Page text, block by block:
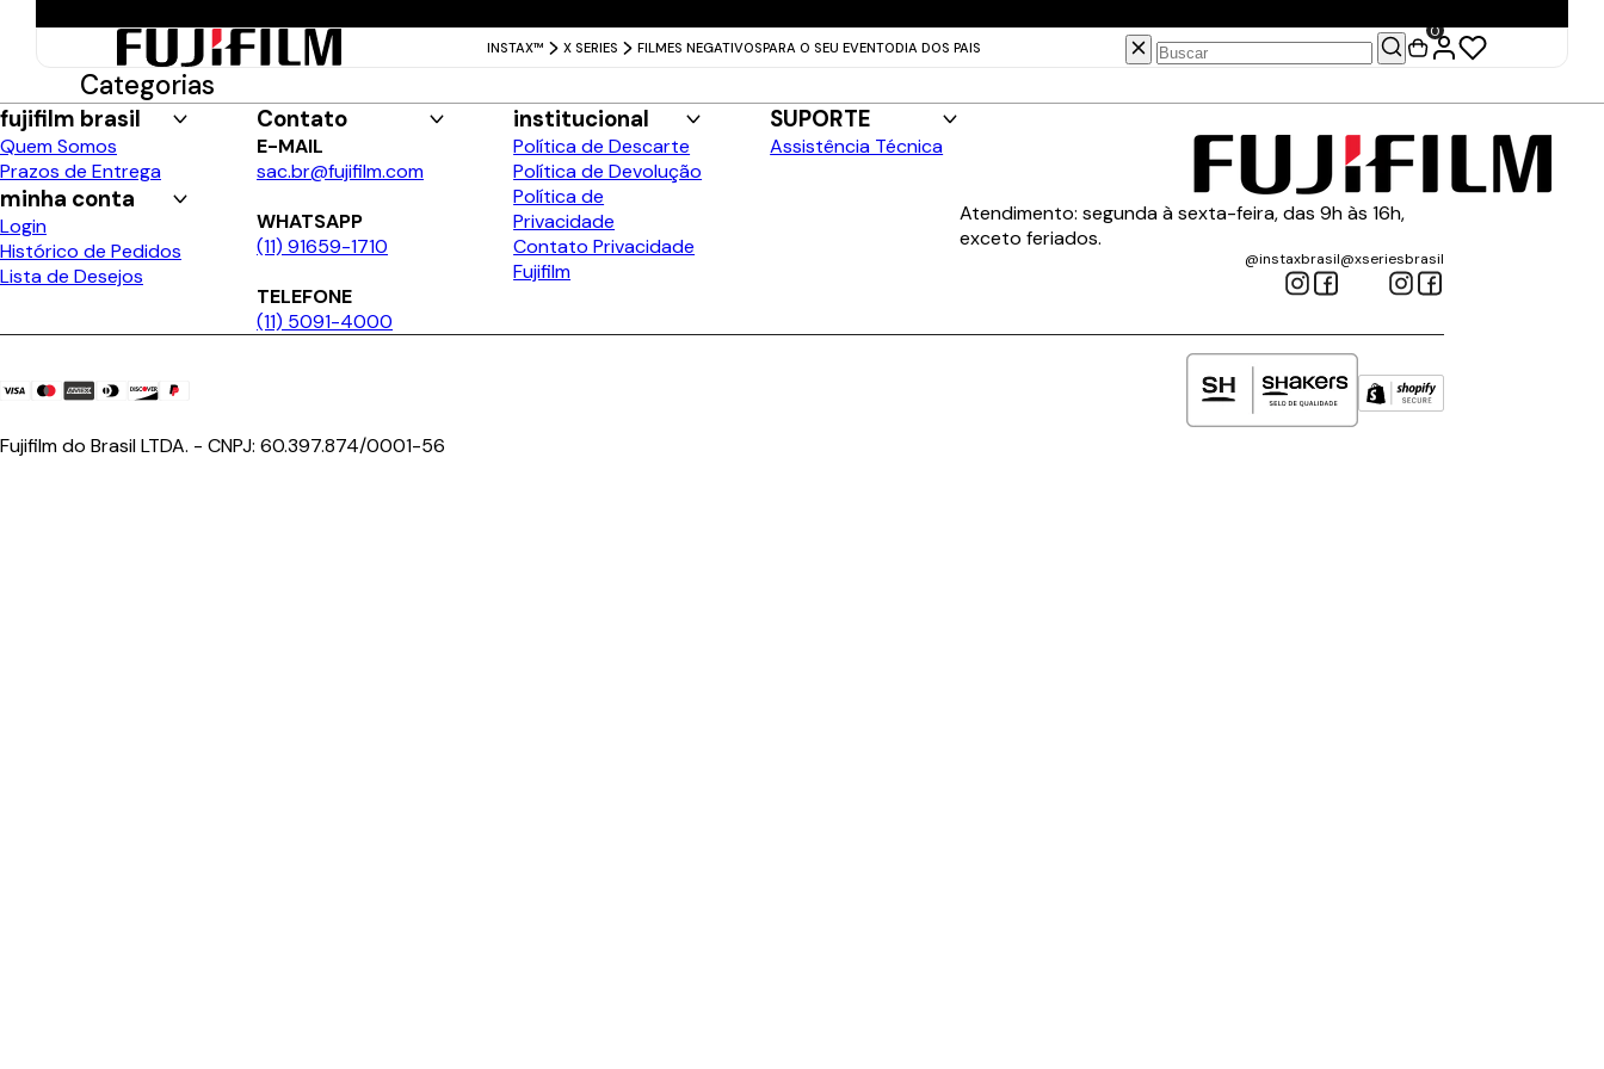
INSTAX™ X SERIES FILMES NEGATIVOSPARA O SEU EVENTODIA DOS PAIS
0
Categorias
fujifilm brasil
Quem Somos
Prazos de Entrega
minha conta
Login
Histórico de Pedidos
Lista de Desejos
Contato
E-MAIL
sac.br@fujifilm.com
WHATSAPP
(11) 91659-1710
TELEFONE
(11) 5091-4000
institucional
Política de Descarte
Política de Devolução
Política de
Privacidade
Contato Privacidade
Fujifilm
SUPORTE
Assistência Técnica
Atendimento: segunda à sexta-feira, das 9h às 16h,
exceto feriados.
@instaxbrasil@xseriesbrasil
Fujifilm do Brasil LTDA. - CNPJ: 60.397.874/0001-56